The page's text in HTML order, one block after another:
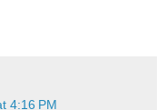
4:16 PM